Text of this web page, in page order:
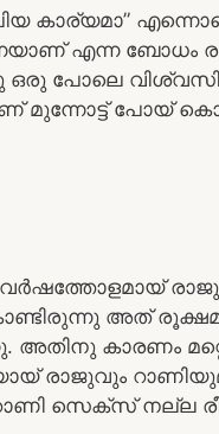
കാര്യമാ”
എന്ന ബോധം
പോലെ
മുന്നോട്ട് പോയ്
അത്
അതിനു കാരണം
രാജുവും
സെക്സ് നല്ല